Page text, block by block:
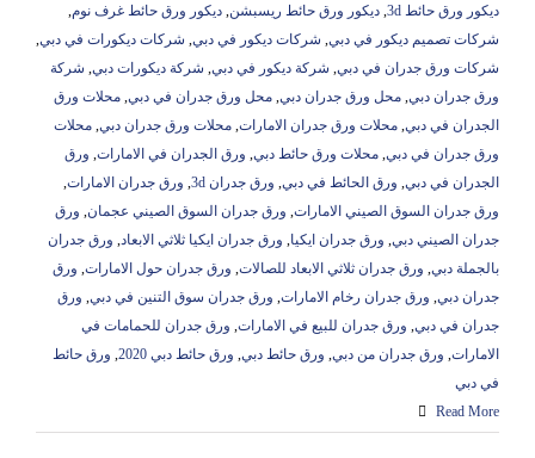
ديكور ورق حائط 3d
, ديكور ورق حائط ريسبشن, ديكور ورق حائط غرف نوم,
شركات تصميم ديكور في دبي, شركات ديكور في دبي, شركات ديكورات في دبي,
شركات ورق جدران في دبي, شركة ديكور في دبي, شركة ديكورات دبي, شركة
ورق جدران دبي, محل ورق جدران دبي, محل ورق جدران في دبي, محلات ورق
الجدران في دبي, محلات ورق جدران الامارات, محلات ورق جدران دبي, محلات
ورق جدران في دبي, محلات ورق حائط دبي, ورق الجدران في الامارات, ورق
الجدران في دبي, ورق الحائط في دبي, ورق جدران 3d , ورق جدران الامارات,
ورق جدران السوق الصيني الامارات, ورق جدران السوق الصيني عجمان, ورق
جدران الصيني دبي, ورق جدران ايكيا, ورق جدران ايكيا ثلاثي الابعاد, ورق جدران
بالجملة دبي, ورق جدران ثلاثي الابعاد للصالات, ورق جدران حول الامارات, ورق
جدران دبي, ورق جدران رخام الامارات, ورق جدران سوق التنين في دبي, ورق
جدران في دبي, ورق جدران للبيع في الامارات, ورق جدران للحمامات في
الامارات, ورق جدران من دبي, ورق حائط دبي, ورق حائط دبي 2020 , ورق حائط
في دبي
Read More